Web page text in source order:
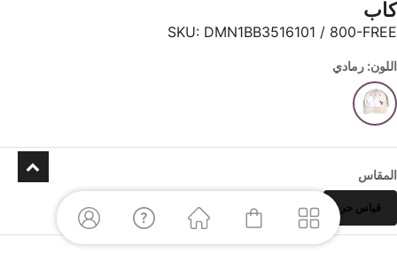
كاب
SKU: DMN1BB3516101 / 800-FREE
اللون: رمادي
المقاس
قياس حر